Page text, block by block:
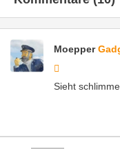
Moepper
Sieht